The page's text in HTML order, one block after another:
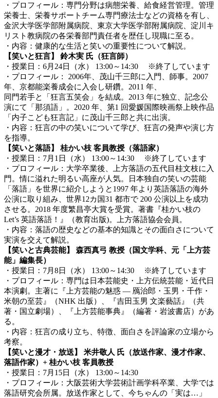
・プロフィール：専門分野は病態栄養、給食経営管理。管理
栄養士、栄養サポートチーム専門療法士などの資格を有し、
金沢大学医学部附属病院、東京大学医学部附属病院、淀川キ
リスト教病院の各栄養部門責任者を歴任し現職に至る。
・内容：健康的な生活と笑いの重要性について解説。
【笑いと狂言】 鈴木実 氏（狂言師）
・授業日：6月24日（水） 13:00～14:30 ※終了しています
・プロフィール： 2006年、茂山千三郎に入門、師事。2007
年、京都能楽養成会に入会し研鑽。2011 年、
同門若手と「狂言五笑会」を結成。2013 年に独立、記念公
演にて「那須語」。2020 年、第1 回愛媛国際映画祭上映作品
「内子こども狂言記」に茂山千三郎と共に出演。
・内容：狂言の中の笑いについて学び、狂言の発声や演じ方
を指導。
【笑いと落語】 桂かい枝 客員教授（落語家）
・授業日：7月1日（水） 13:00～14:30 ※終了しています
・プロフィール：大学卒業後、上方落語の五代目桂文枝に入
門。情に溢れた明るい高座が人気。日本独自の笑いの芸能
「落語」を世界に紹介しようと1997 年より英語落語の海外
公演に取り組み、世界12カ国31 都市で 200 公演以上を成功
させる。2018 年度繁昌亭大賞を受賞。著書『桂かい枝の
Let’s 英語落語！』（教育出版)。上方落語協会会員。
・内容：落語の歴史などの基本的知識とその面白さについて
実演を交えて解説。
【笑いと古典芸能】 森西真弓 教授（国文学科、元「上方芸
能」編集長）
・授業日：7月8日（水） 13:00～14:30 ※終了しています
・プロフィール：専門は日本芸能史・上方伝統芸能・近代日
本演劇。主著に『上方芸能の魅惑 ― 鴈治郎・玉男・千作・
米朝の至芸』（NHK 出版）、『吉田玉男 文楽藝話』（共
著・国立劇場）、『上方芸能事典』（編著・岩波書店）があ
る。
・内容：狂言の成り立ち、特徴、面白さを評論家の立場から
考察。
【笑いと漫才・放送】 米井敬人 氏（放送作家、漫才作家、
落語作家）+ 桂かい枝 客員教授
・授業日：7月15日（水） 13:00～14:30
・プロフィール：大阪芸術大学芸術計画学科卒業、大学では
落語研究会所属。放送作家として、今ちゃんの「実は…」